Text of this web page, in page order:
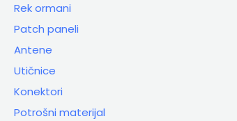
Rek ormani
Patch paneli
Antene
Utičnice
Konektori
Potrošni materijal